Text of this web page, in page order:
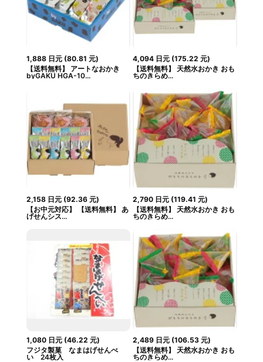
1,888 日元(80.81 元)
【送料無料】 アートなおかき
byGAKU HGA-10...
4,094 日元 (175.22 元)
【送料無料】 天然水おかき おも
ちのきらめ...
2,158 日元(92.36 元)
【お中元対応】 【送料無料】 あ
げせんシス...
2,790 日元 (119.41 元)
【送料無料】 天然水おかき おも
ちのきらめ...
1,080 日元(46.22 元)
フジタ製菓 なまはげせんべ
い 24枚入
2,489 日元 (106.53 元)
【送料無料】 天然水おかき おも
ちのきらめ...